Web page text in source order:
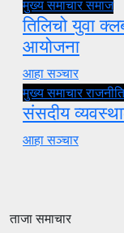
मुख्य समाचारसमाज
तिलिचो युवा
आयोजना
आहा सञ्चार
मुख्य समाचारराजनीति
संसदीय
आहा सञ्चार
ताजा समाचार